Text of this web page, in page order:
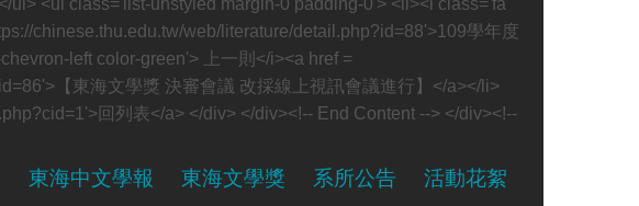
東海中文學報 東海文學獎 系所公告 活動花絮